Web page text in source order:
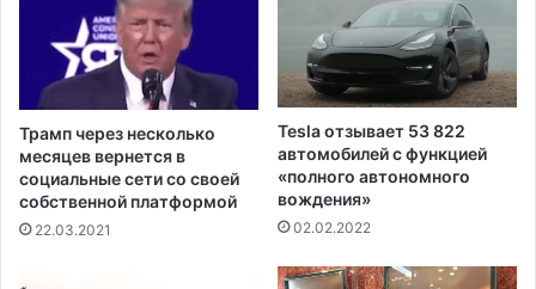
ь
о
в
и
о
к
а
Трамп через несколько
месяцев вернется в
социальные сети со своей
собственной платформой
22.03.2021
Tesla отзывает 53 822
автомобилей с функцией
«полного автономного
вождения»
02.02.2022